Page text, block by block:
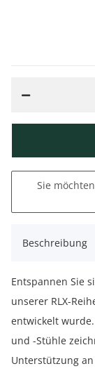
Sie
Beschreibung
Entspannen Sie
unserer RLX-
entwickelt
und -Stühle
Unterstützung